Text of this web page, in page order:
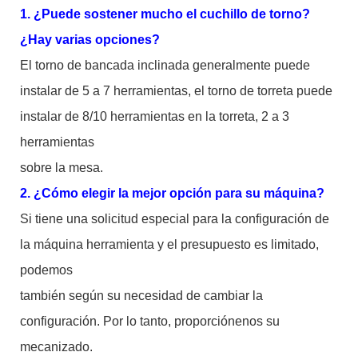
1. ¿Puede sostener mucho el cuchillo de torno?
¿Hay varias opciones?
El torno de bancada inclinada generalmente puede
instalar de 5 a 7 herramientas, el torno de torreta puede
instalar de 8/10 herramientas en la torreta, 2 a 3
herramientas
sobre la mesa.
2. ¿Cómo elegir la mejor opción para su máquina?
Si tiene una solicitud especial para la configuración de
la máquina herramienta y el presupuesto es limitado,
podemos
también según su necesidad de cambiar la
configuración. Por lo tanto, proporciónenos su
mecanizado.